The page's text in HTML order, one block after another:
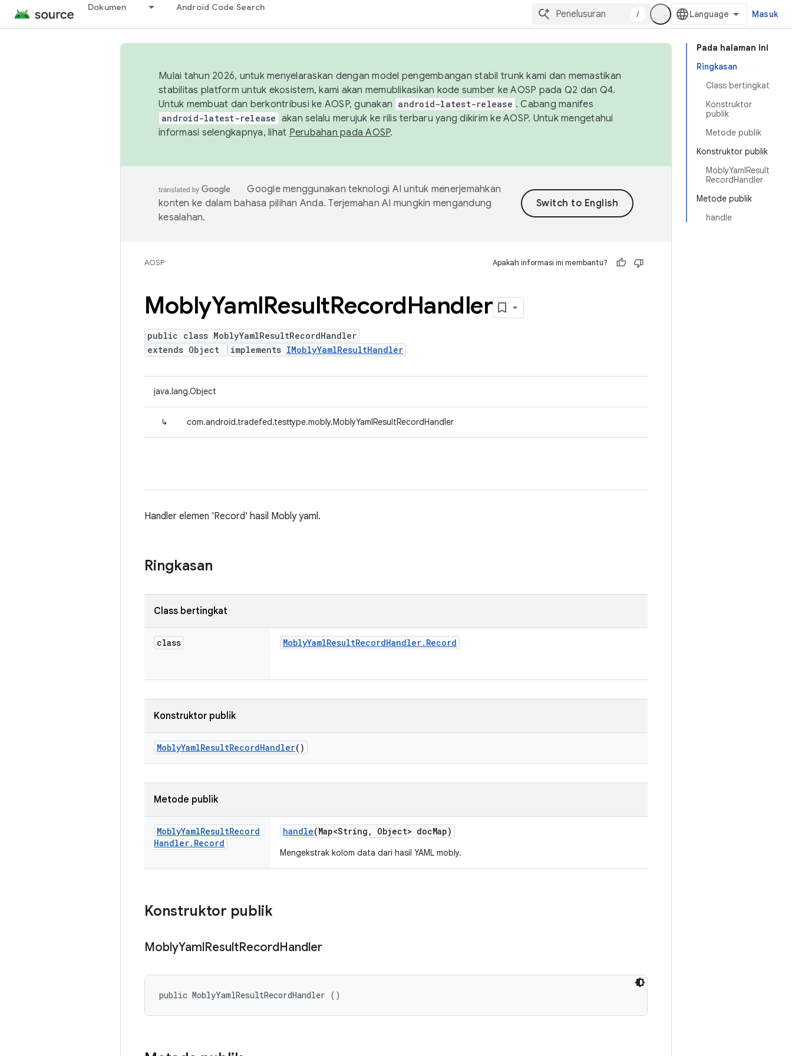
Dokumen Android Code Search
/ Masuk
Pada halaman ini
Ringkasan
Class bertingkat
Konstruktor
publik
Metode publik
Konstruktor publik
MoblyYamlResult
RecordHandler
Metode publik
handle
Mulai tahun 2026, untuk menyelaraskan dengan model pengembangan stabil trunk kami dan memastikan
stabilitas platform untuk ekosistem, kami akan memublikasikan kode sumber ke AOSP pada Q2 dan Q4.
Untuk membuat dan berkontribusi ke AOSP, gunakan android-latest-release . Cabang manifes
android-latest-release akan selalu merujuk ke rilis terbaru yang dikirim ke AOSP. Untuk mengetahui
informasi selengkapnya, lihat Perubahan pada AOSP.
Google menggunakan teknologi AI untuk menerjemahkan
konten ke dalam bahasa pilihan Anda. Terjemahan AI mungkin mengandung
kesalahan.
AOSP Apakah informasi ini membantu?
MoblyYamlResultRecordHandler
public class MoblyYamlResultRecordHandler
extends Object
implements IMoblyYamlResultHandler
java.lang.Object
↳ com.android.tradefed.testtype.mobly.MoblyYamlResultRecordHandler
Handler elemen 'Record' hasil Mobly yaml.
Ringkasan
Class bertingkat
class MoblyYamlResultRecordHandler. Record
Konstruktor publik
MoblyYamlResultRecordHandler()
Metode publik
MoblyYamlResultRecord
Handler. Record
handle(Map<String , Object> docMap)
Mengekstrak kolom data dari hasil YAML mobly.
Konstruktor publik
MoblyYamlResultRecordHandler
public MoblyYamlResultRecordHandler ()